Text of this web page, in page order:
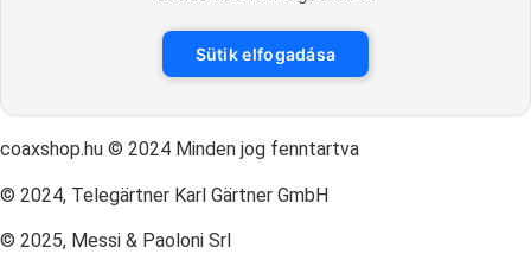
Sütik elfogadása
coaxshop.hu © 2024 Minden jog fenntartva
© 2024, Telegärtner Karl Gärtner GmbH
© 2025, Messi & Paoloni Srl